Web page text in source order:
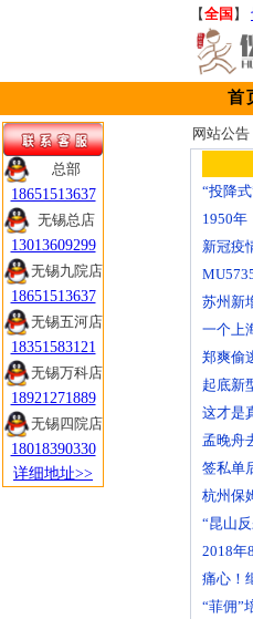
【全国 】
首
网站公告
新冠疫
苏州新
郑爽偷
起底新
总部
18651513637
无锡总店
13013609299
无锡九院店
18651513637
无锡五河店
18351583121
无锡万科店
18921271889
无锡四院店
18018390330
详细地址>>